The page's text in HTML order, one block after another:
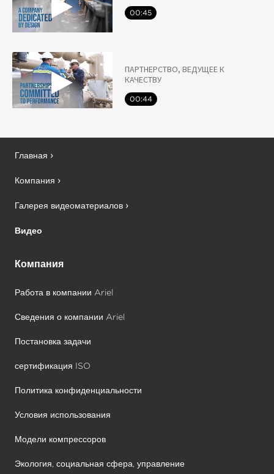
00:45
ПАРТНЕРСТВО, ВЕДУЩЕЕ К
КАЧЕСТВУ
00:44
Главная
Компания
Галерея видеоматериалов
Видео
Компания
Работа в компании Ariel
Сведения о компании Ariel
Постановка задачи
сертификация ISO
Политика конфиденциальности
Условия использования
Модели компрессоров
Экология, социальная сфера, управление